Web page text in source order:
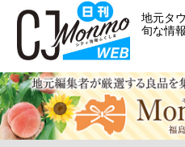
地元タ
旬な情